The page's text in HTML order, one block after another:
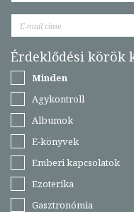
Érdeklődési körök
Minden
Agykontroll
Albumok
E-könyvek
Emberi kapcsolatok
Ezoterika
Gasztronómia